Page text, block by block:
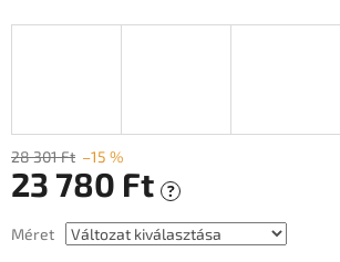
28 301 Ft –15 %
23 780 Ft ?
Egységár:
Méret